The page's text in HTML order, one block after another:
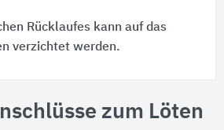
Rücklaufes kann auf das
verzichtet werden.
zum Löten